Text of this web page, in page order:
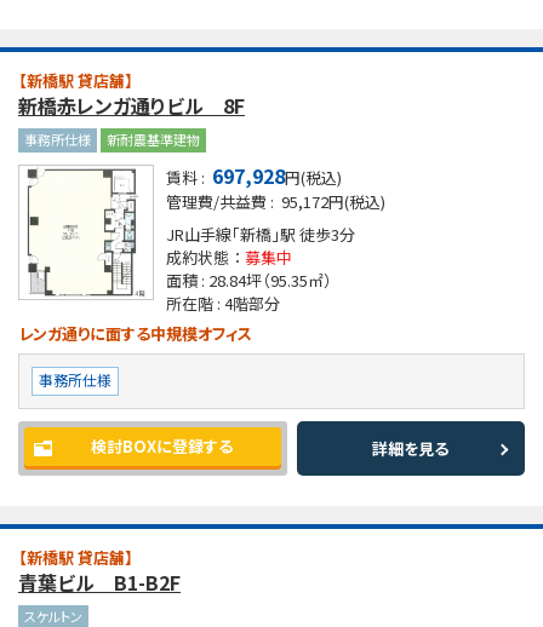
【新橋駅 貸店舗】
新橋赤レンガ通りビル 8F
事務所仕様 新耐震基準建物
賃料 : 697,928円(税込)
管理費/共益費 : 95,172円(税込)
JR山手線「新橋」駅 徒歩3分
成約状態 ： 募集中
面積 : 28.84坪（95.35㎡）
所在階 : 4階部分
レンガ通りに面する中規模オフィス
事務所仕様
検討BOXに登録する 詳細を見る
【新橋駅 貸店舗】
青葉ビル B1-B2F
スケルトン